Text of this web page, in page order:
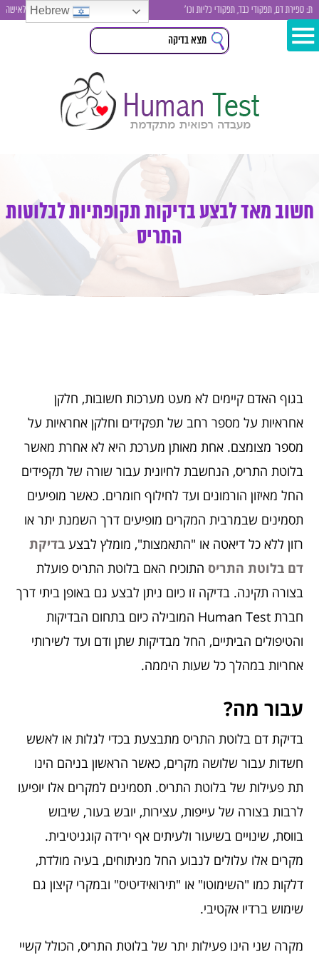
דם, תפקודי כבד, תפקודי כליות וכו' בדיקות סקר לגבר ולאישה ,
חשוב מאד לבצע בדיקות תקופתיות לבלוטות
התריס
בגוף האדם קיימים לא מעט מערכות חשובות, חלקן
אחראיות על מספר רחב של תפקידים וחלקן אחראיות על
מספר מצומצם. אחת מאותן מערכת היא לא אחרת מאשר
בלוטת התריס, הנחשבת לחיונית עבור שורה של תקפידים
החל מאיזון הורמונים ועד לחילוף חומרים. כאשר מופיעים
תסמינים שבמרבית המקרים מופיעים דרך השמנת יתר או
רזון ללא כל דיאטה או "התאמצות", מומלץ לבצעבדיקת
דם בלוטת התריס התוכיח האם בלוטת התריס פועלת
בצורה תקינה. בדיקה זו כיום ניתן לבצע גם באופן ביתי דרך
חברת Human Test המובילה כיום בתחום הבדיקות
והטיפולים הביתיים, החל מבדיקות שתן ודם ועד לשירותי
אחריות במהלך כל שעות היממה.
עבור מה?
בדיקת דם בלוטת התריס מתבצעת בכדי לגלות או לאשש
חשדות עבור שלושה מקרים, כאשר הראשון בניהם הינו
תת פעילות של בלוטת התריס. תסמינים למקרים אלו יופיעו
לרבות בצורה של עייפות, עצירות, יובש בעור, שיבוש
בווסת, שינויים בשיעור ולעיתים אף ירידה קוגניטיבית.
מקרים אלו עלולים לנבוע החל מניתוחים, בעיה מולדת,
דלקות כמו "השימוטו" או "תירואידיטיס" ובמקרי קיצון גם
שימוש ברדיו אקטיבי.
מקרה שני הינו פעילות יתר של בלוטת התריס, הכולל קשיי
Hebrew